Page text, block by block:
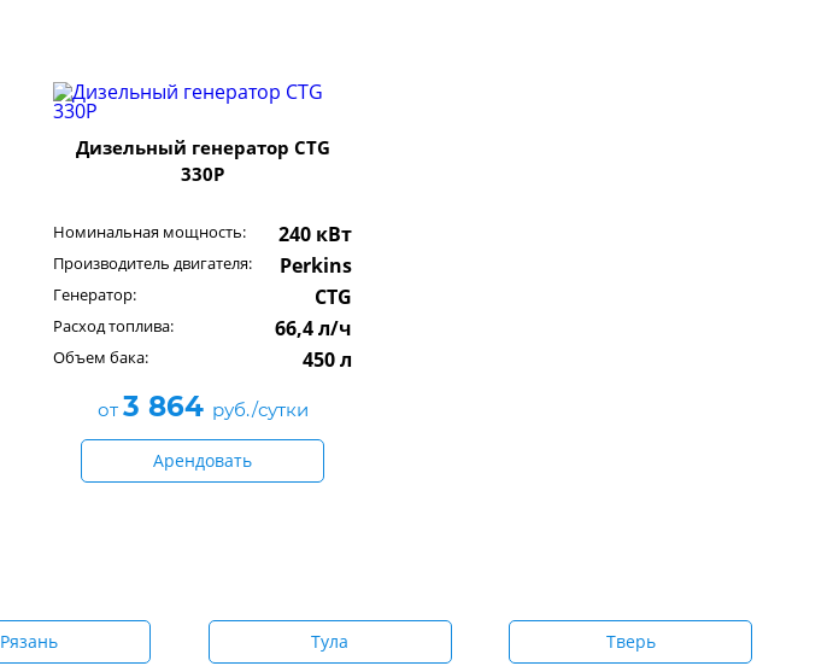
Дизельный генератор CTG
330P
Номинальная мощность: 240 кВт
Производитель двигателя: Perkins
Генератор: CTG
Расход топлива: 66,4 л/ч
Объем бака: 450 л
от 3 864 руб./сутки
Арендовать
Рязань Тула Тверь